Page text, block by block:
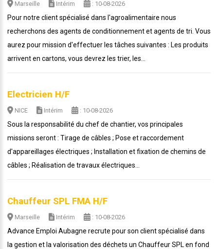
Marseille Intérim : 10-08-2026
Pour notre client spécialisé dans l'agroalimentaire nous
recherchons des agents de conditionnement et agents de tri. Vous
aurez pour mission d'effectuer les tâches suivantes : Les produits
arrivent en cartons, vous devrez les trier, les...
Electricien H/F
NICE Intérim : 10-08-2026
Sous la responsabilité du chef de chantier, vos principales
missions seront : Tirage de câbles ; Pose et raccordement
d'appareillages électriques ; Installation et fixation de chemins de
câbles ; Réalisation de travaux électriques...
Chauffeur SPL FMA H/F
Marseille Intérim : 10-08-2026
Advance Emploi Aubagne recrute pour son client spécialisé dans
la gestion et la valorisation des déchets un Chauffeur SPL en fond